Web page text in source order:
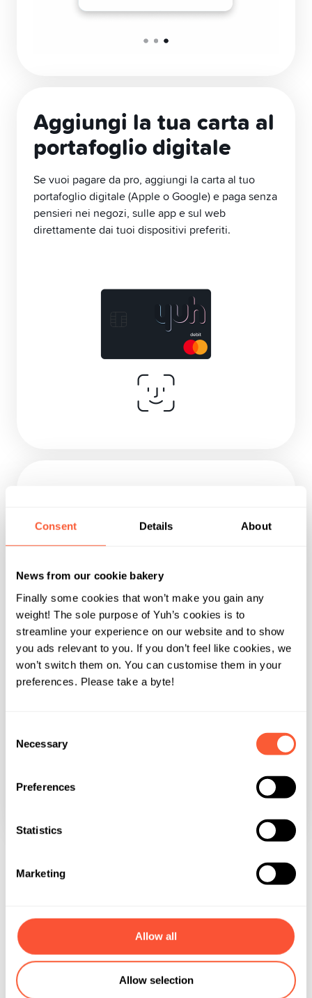
Consent Details About
News from our cookie bakery
Finally some cookies that won’t make you gain any
weight! The sole purpose of Yuh’s cookies is to
streamline your experience on our website and to show
you ads relevant to you. If you don’t feel like cookies, we
won’t switch them on. You can customise them in your
preferences. Please take a byte!
Selection
Necessary
Preferences
Statistics
Marketing
Allow all
Allow selection
Aggiungi la tua carta al
portafoglio digitale
Se vuoi pagare da pro, aggiungi la carta al tuo
portafoglio digitale (Apple o Google) e paga senza
pensieri nei negozi, sulle app e sul web
direttamente dai tuoi dispositivi preferiti.
contactless
negozio preferito o dal bancomat più vicino e
inserisci la tua carta con il PIN per far partire la
magia!
E adesso ti starai
chiedendo…